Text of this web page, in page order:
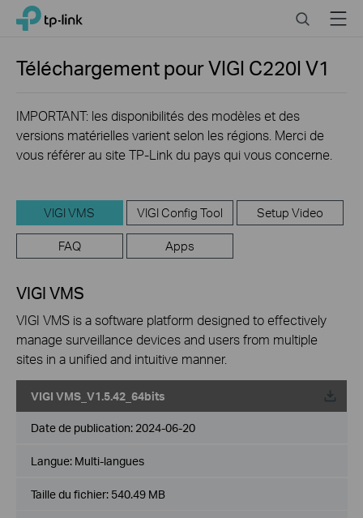
Click
the
navigation
TP-Link, Reliably Smart SearchMenu
Téléchargement pourVIGI C220I V1
IMPORTANT: les disponibilités des modèles et des
versions matérielles varient selon les régions. Merci de
vous référer au site TP-Link du pays qui vous concerne.
VIGI VMS VIGI Config Tool Setup Video
FAQ Apps
VIGI VMS
VIGI VMS is a software platform designed to effectively
manage surveillance devices and users from multiple
sites in a unified and intuitive manner.
VIGI VMS_V1.5.42_64bits
Date de publication: 2024-06-20
Langue: Multi-langues
Taille du fichier: 540.49 MB